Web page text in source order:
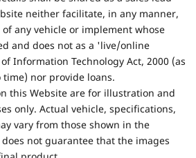
neither facilitate, in any manner,
any vehicle or implement whose
and does not as a 'live/online
Information Technology Act, 2000 (as
nor provide loans.
this Website are for illustration and
only. Actual vehicle, specifications,
vary from those shown in the
not guarantee that the images